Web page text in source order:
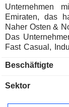
Unternehmen
Emiraten, das
Naher Osten &
Das
Fast Casual,
an. Das
Beschäftigte
Sektor